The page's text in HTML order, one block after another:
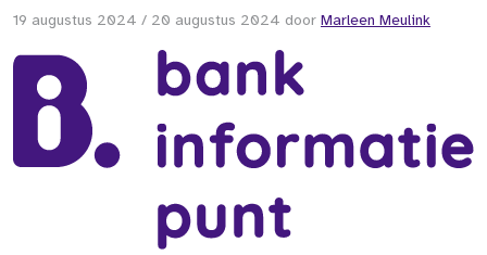
19 augustus 2024 / 20 augustus 2024 door Marleen Meulink